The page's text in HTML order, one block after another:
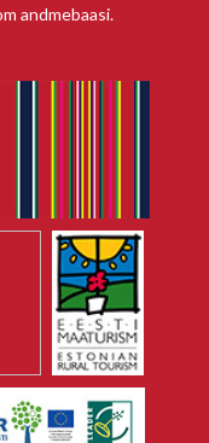
andmebaasi.